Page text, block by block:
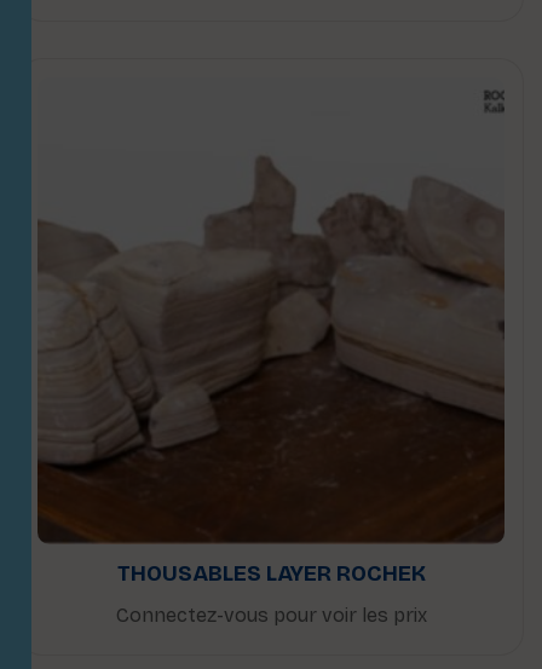
THOUSABLES LAYER ROCHEK
Connectez-vous pour voir les prix